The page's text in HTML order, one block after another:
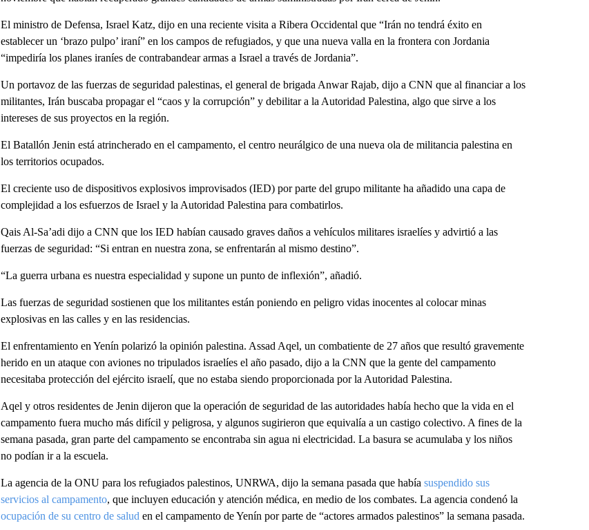
El ministro de Defensa, Israel Katz, dijo en una reciente visita a Ribera Occidental que “Irán no tendrá éxito en
establecer un ‘brazo pulpo’ iraní” en los campos de refugiados, y que una nueva valla en la frontera con Jordania
“impediría los planes iraníes de contrabandear armas a Israel a través de Jordania”.
Un portavoz de las fuerzas de seguridad palestinas, el general de brigada Anwar Rajab, dijo a CNN que al financiar a los
militantes, Irán buscaba propagar el “caos y la corrupción” y debilitar a la Autoridad Palestina, algo que sirve a los
intereses de sus proyectos en la región.
El Batallón Jenin está atrincherado en el campamento, el centro neurálgico de una nueva ola de militancia palestina en
los territorios ocupados.
El creciente uso de dispositivos explosivos improvisados ​​(IED) por parte del grupo militante ha añadido una capa de
complejidad a los esfuerzos de Israel y la Autoridad Palestina para combatirlos.
Qais Al-Sa’adi dijo a CNN que los IED habían causado graves daños a vehículos militares israelíes y advirtió a las
fuerzas de seguridad: “Si entran en nuestra zona, se enfrentarán al mismo destino”.
“La guerra urbana es nuestra especialidad y supone un punto de inflexión”, añadió.
Las fuerzas de seguridad sostienen que los militantes están poniendo en peligro vidas inocentes al colocar minas
explosivas en las calles y en las residencias.
El enfrentamiento en Yenín polarizó la opinión palestina. Assad Aqel, un combatiente de 27 años que resultó gravemente
herido en un ataque con aviones no tripulados israelíes el año pasado, dijo a la CNN que la gente del campamento
necesitaba protección del ejército israelí, que no estaba siendo proporcionada por la Autoridad Palestina.
Aqel y otros residentes de Jenin dijeron que la operación de seguridad de las autoridades había hecho que la vida en el
campamento fuera mucho más difícil y peligrosa, y algunos sugirieron que equivalía a un castigo colectivo. A fines de la
semana pasada, gran parte del campamento se encontraba sin agua ni electricidad. La basura se acumulaba y los niños
no podían ir a la escuela.
La agencia de la ONU para los refugiados palestinos, UNRWA, dijo la semana pasada que había suspendido sus
servicios al campamento, que incluyen educación y atención médica, en medio de los combates. La agencia condenó la
ocupación de su centro de salud en el campamento de Yenín por parte de “actores armados palestinos” la semana pasada.